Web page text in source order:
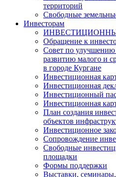
территорий
Свободные
Инвесторам
Обращение к
Совет по улучшению
развитию малого и
в городе Кургане
Инвестиционная
Инвестиционная
Инвестиционный
Инвестиционная
План создания
объектов
Инвестиционное
Сопровождение
Свободные
площадки
Формы поддержки
Выставки,